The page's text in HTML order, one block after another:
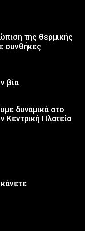
της θερμικής
συνθήκες
βία
δυναμικά στο
Κεντρική Πλατεία